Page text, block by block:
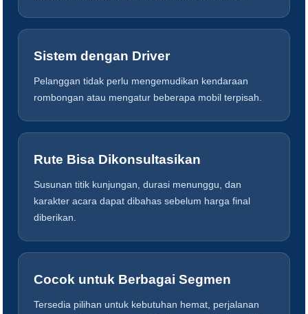
Sistem dengan Driver
Pelanggan tidak perlu mengemudikan kendaraan
rombongan atau mengatur beberapa mobil terpisah.
Rute Bisa Dikonsultasikan
Susunan titik kunjungan, durasi menunggu, dan
karakter acara dapat dibahas sebelum harga final
diberikan.
Cocok untuk Berbagai Segmen
Tersedia pilihan untuk kebutuhan hemat, perjalanan